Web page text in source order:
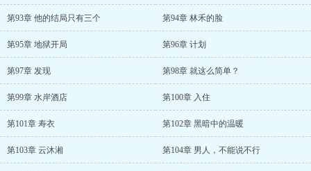
第93章 他的结局只有三个 第94章 林禾的脸
第95章 地狱开局 第96章 计划
第97章 发现 第98章 就这么简单？
第99章 水岸酒店 第100章 入住
第101章 寿衣 第102章 黑暗中的温暖
第103章 云沐湘 第104章 男人，不能说不行